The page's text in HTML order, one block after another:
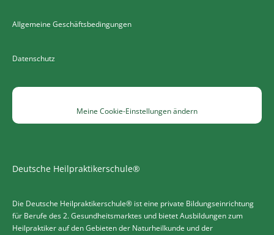
Allgemeine Geschäftsbedingungen
Datenschutz
Meine Cookie-Einstellungen ändern
Deutsche Heilpraktikerschule®
Die Deutsche Heilpraktikerschule® ist eine private Bildungseinrichtung
für Berufe des 2. Gesundheitsmarktes und bietet Ausbildungen zum
Heilpraktiker auf den Gebieten der Naturheilkunde und der